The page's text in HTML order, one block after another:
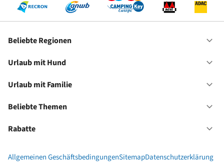
Beliebte Regionen
Urlaub mit Hund
Urlaub mit Familie
Beliebte Themen
Rabatte
Allgemeinen GeschäftsbedingungenSitemapDatenschutzerklärung